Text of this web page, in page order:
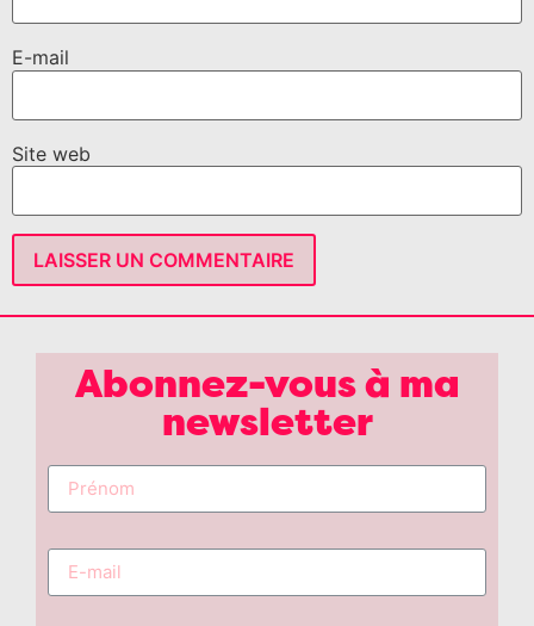
E-mail
Site web
Abonnez-vous à ma
newsletter